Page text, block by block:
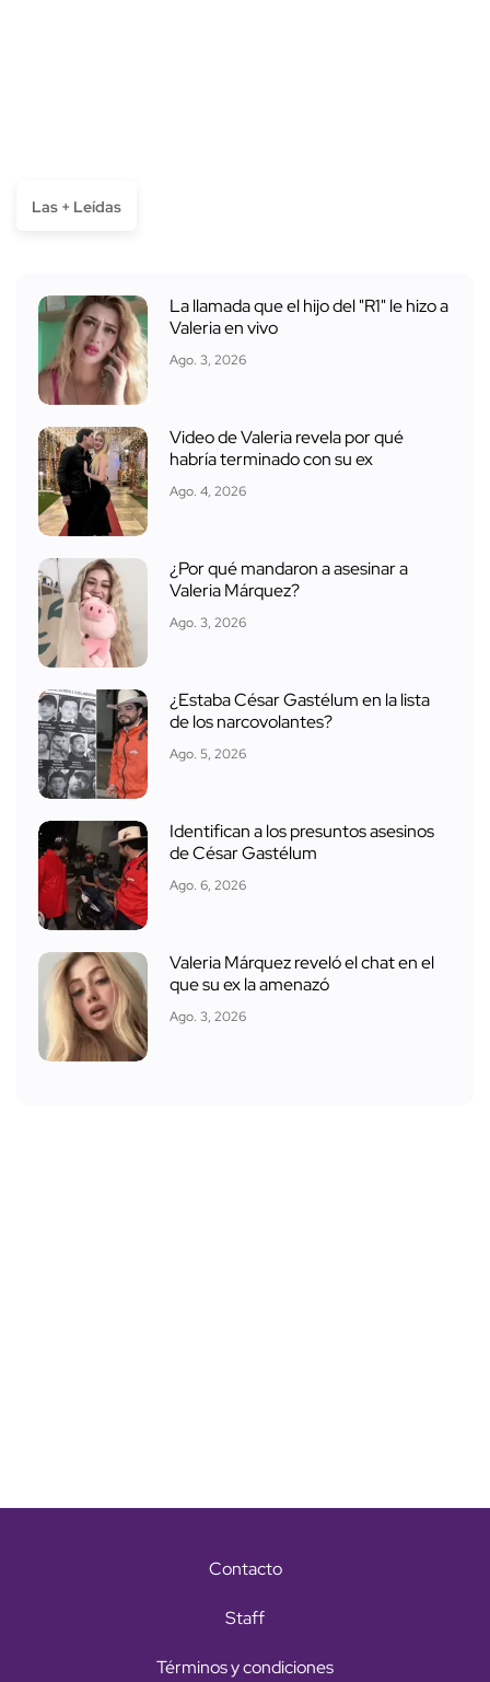
Las + Leídas
La llamada que el hijo del "R1" le hizo a
Valeria en vivo
Ago. 3, 2026
Video de Valeria revela por qué
habría terminado con su ex
Ago. 4, 2026
¿Por qué mandaron a asesinar a
Valeria Márquez?
Ago. 3, 2026
¿Estaba César Gastélum en la lista
de los narcovolantes?
Ago. 5, 2026
Identifican a los presuntos asesinos
de César Gastélum
Ago. 6, 2026
Valeria Márquez reveló el chat en el
que su ex la amenazó
Ago. 3, 2026
Contacto
Staff
Términos y condiciones